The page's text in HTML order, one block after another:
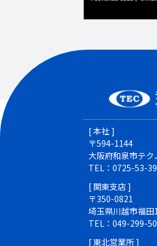
[ 本社 ]
〒594-1144
大阪府和泉市テ
TEL：0725-53-
[ 関東支店 ]
〒350-0821
埼玉県川越市福田
TEL：049-299-
[ 東北営業所 ]